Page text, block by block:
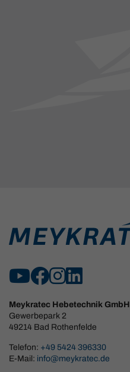
Meykratec Hebetechnik GmbH
Gewerbepark 2
49214 Bad Rothenfelde
Telefon: +49 5424 396330
E-Mail: info@meykratec.de